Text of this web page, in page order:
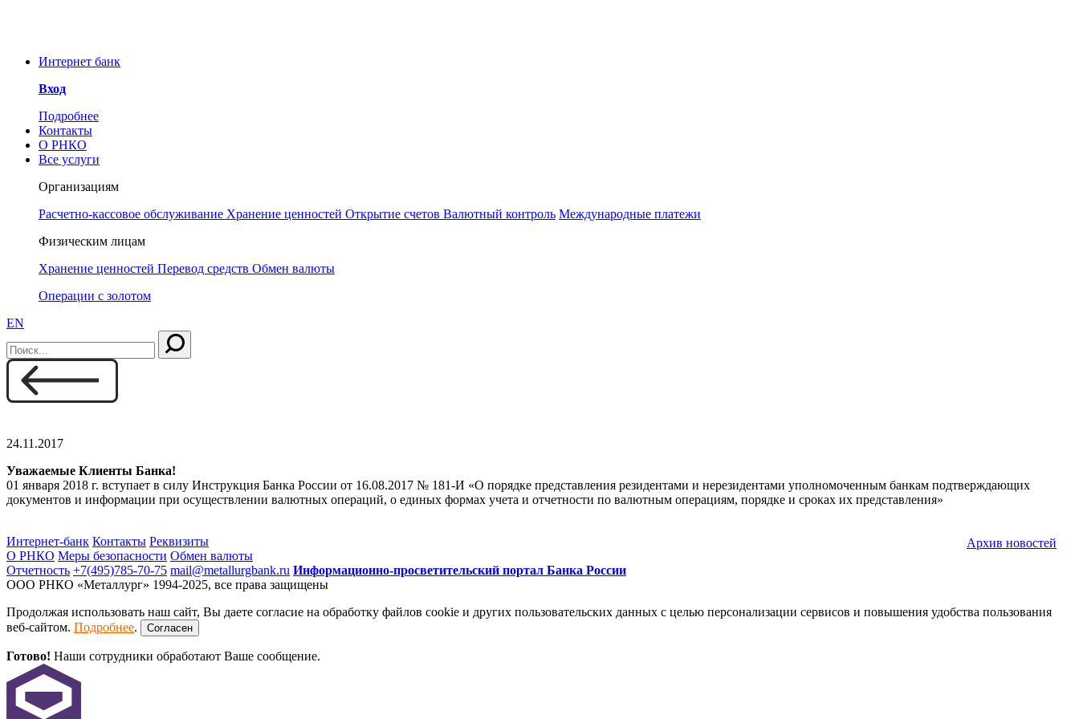
Интернет банк
Вход
Подробнее
Контакты
О РНКО
Все услуги
Организациям
Расчетно-кассовое обслуживание Хранение ценностей Открытие счетов Валютный контроль Международные платежи
Физическим лицам
Хранение ценностей Перевод средств Обмен валюты
Операции с золотом
EN
24.11.2017
Уважаемые Клиенты Банка!
01 января 2018 г. вступает в силу Инструкция Банка России от 16.08.2017 № 181-И «О порядке представления резидентами и нерезидентами уполномоченным банкам подтверждающих
документов и информации при осуществлении валютных операций, о единых формах учета и отчетности по валютным операциям, порядке и сроках их представления»
Архив новостей
Интернет-банк Контакты Реквизиты
О РНКО Меры безопасности Обмен валюты
Отчетность +7(495)785-70-75 mail@metallurgbank.ru Информационно-просветительский портал Банка России
ООО РНКО «Металлург» 1994-2025, все права защищены
Продолжая использовать наш сайт, Вы даете согласие на обработку файлов cookie и других пользовательских данных с целью персонализации сервисов и повышения удобства пользования
веб-сайтом. Подробнее. Согласен
Готово! Наши сотрудники обработают Ваше сообщение.
РНКО «Металлург» нет аккаунтов в социальных сетях. Сотрудники РНКО также никогда не свяжутся с Вами через любой мессенджер, в